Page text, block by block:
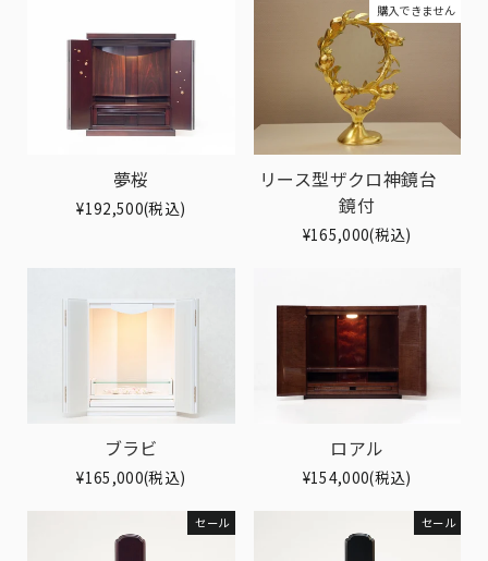
夢桜
¥192,500(税込)
購入できません
リース型ザクロ神鏡台
鏡付
¥165,000(税込)
ブラビ
¥165,000(税込)
ロアル
¥154,000(税込)
セール セール